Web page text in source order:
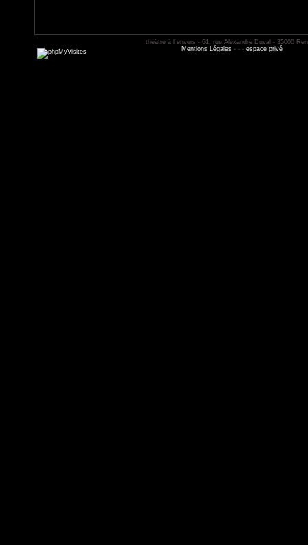
théâtre à l´envers - 61, rue Alexandre Duval - 35000
Mentions Légales - - - espace privé